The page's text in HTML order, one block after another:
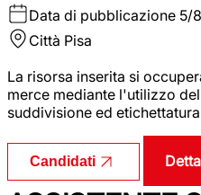
Data di pubblicazione 5/
Città Pisa
La risorsa inserita si
merce mediante l'utilizzo
suddivisione ed
Candidati